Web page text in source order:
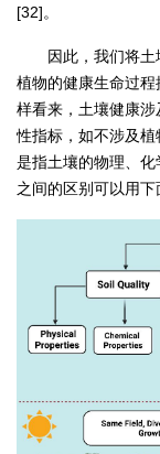
[32]。
因此，我们将
植物的健康生命过
样看来，土壤健康
性指标，如不涉及
是指土壤的物理、
之间的区别可以用